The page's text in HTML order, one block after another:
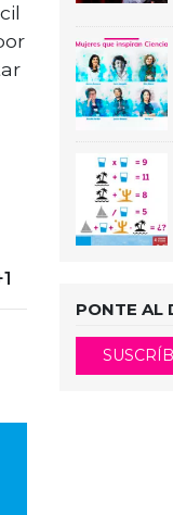
PONTE AL